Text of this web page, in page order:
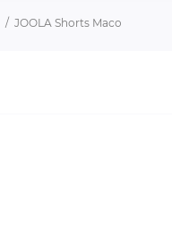
JOOLA Shorts Maco